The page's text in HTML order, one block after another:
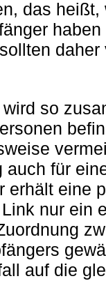
das
so
auch für
erhält eine
nur ein
auf die